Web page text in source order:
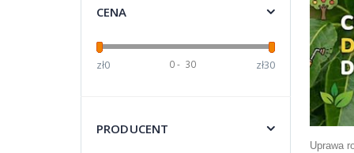
CENA
zł0 zł30
0- 30
PRODUCENT
Uprawa